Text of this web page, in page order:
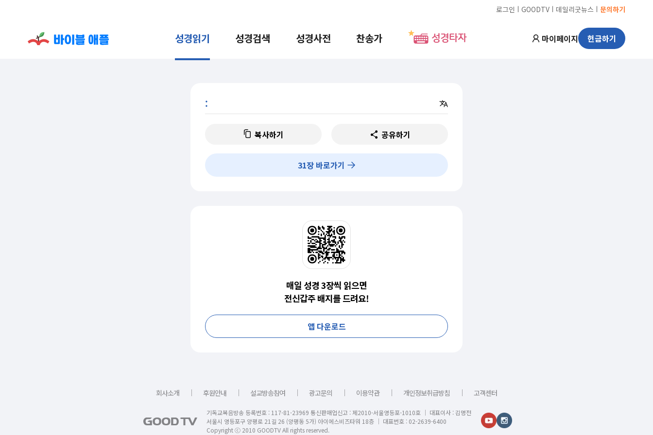
로그인 ㅣ GOODTV ㅣ 데일리굿뉴스 ㅣ 문의하기
성경읽기 성경검색 성경사전 찬송가 성경타자 마이페이지 헌금하기
:
복사하기 공유하기
31장 바로가기
매일 성경 3장씩 읽으면
전신갑주 배지를 드려요!
앱 다운로드
회사소개 ｜ 후원안내 ｜ 설교방송참여 ｜ 광고문의 ｜ 이용약관 ｜ 개인정보취급방침 ｜ 고객센터
기독교복음방송 등록번호 : 117-81-23969 통신판매업신고 : 제2010-서울영등포-1010호 │ 대표이사 : 김명전
서울시 영등포구 양평로 21길 26 (양평동 5가) 아이에스비즈타워 18층 │ 대표번호 : 02-2639-6400
Copyright ⓒ 2010 GOODTV All rights reserved.